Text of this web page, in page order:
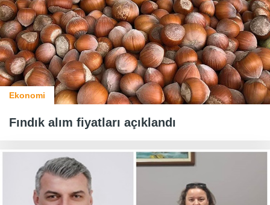
Ekonomi
Fındık alım fiyatları açıklandı